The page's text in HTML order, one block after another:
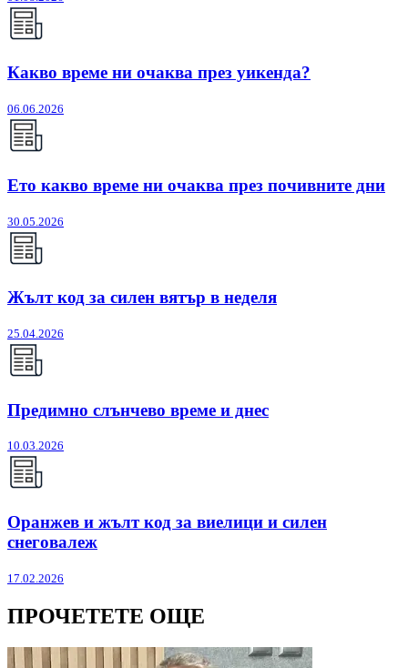
Какво време ни очаква през уикенда?
06.06.2026
Ето какво време ни очаква през почивните дни
30.05.2026
Жълт код за силен вятър в неделя
25.04.2026
Предимно слънчево време и днес
10.03.2026
Оранжев и жълт код за виелици и силен
снеговалеж
17.02.2026
ПРОЧЕТЕТЕ ОЩЕ